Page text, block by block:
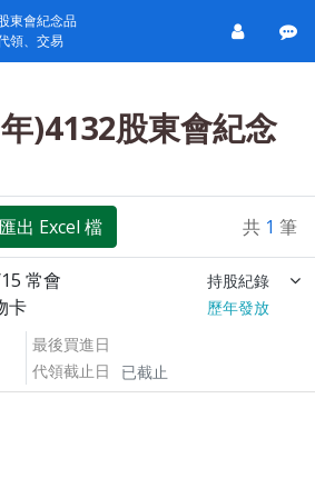
東會紀念品
領、交易
)4132股東會紀念
匯出 Excel 檔 共 1 筆
常會 持股紀錄
卡
歷年發放
最後買進日
代領截止日
已截止